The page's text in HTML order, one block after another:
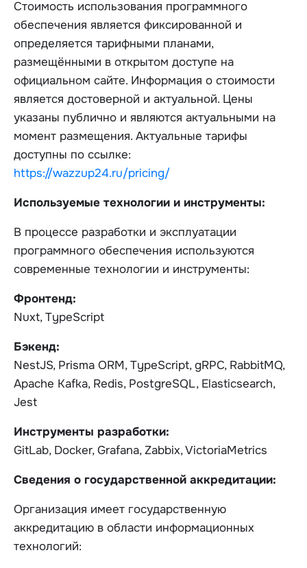
Стоимость использования программного
обеспечения является фиксированной и
определяется тарифными планами,
размещёнными в открытом доступе на
официальном сайте. Информация о стоимости
является достоверной и актуальной. Цены
указаны публично и являются актуальными на
момент размещения. Актуальные тарифы
доступны по ссылке:
https://wazzup24.ru/pricing/
Используемые технологии и инструменты:
В процессе разработки и эксплуатации
программного обеспечения используются
современные технологии и инструменты:
Фронтенд:
Nuxt, TypeScript
Бэкенд:
NestJS, Prisma ORM, TypeScript, gRPC, RabbitMQ,
Apache Kafka, Redis, PostgreSQL, Elasticsearch,
Jest
Инструменты разработки:
GitLab, Docker, Grafana, Zabbix, VictoriaMetrics
Сведения о государственной аккредитации:
Организация имеет государственную
аккредитацию в области информационных
технологий: